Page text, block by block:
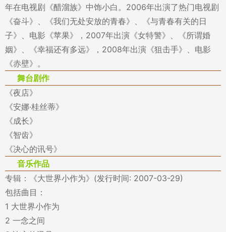
年在电视剧《醋溜族》中饰小白。2006年出演了热门电视剧
《奋斗》、《我们无处安放的青春》、《与青春有关的日
子》、电影《苹果》，2007年出演《女特警》、《所谓婚
姻》、《幸福还有多远》，2008年出演《狙击手》、电影
《赤壁》。
舞台剧作
《夜店》
《安娜·桂丝蒂》
《成长》
《智齿》
《决心的讯号》
音乐作品
专辑：《大世界小作为》(发行时间: 2007-03-29)
包括曲目：
1 大世界小作为
2 一念之间